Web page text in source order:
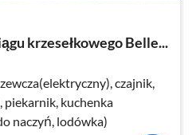
krzesełkowego Belle...
czajnik,
piekarnik, kuchenka
naczyń, lodówka)